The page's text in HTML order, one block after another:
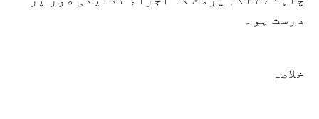
درست ہو۔
خلاصہ